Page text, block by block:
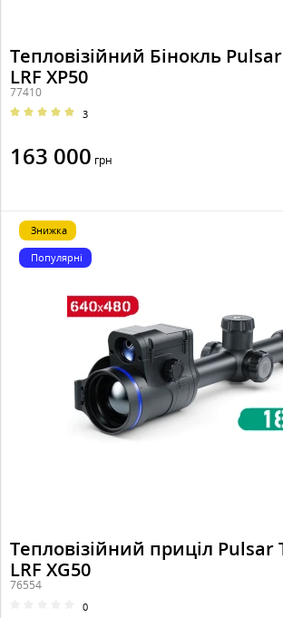
Тепловізійний Бінокль
LRF XP50
77410
3
163 000 грн
Знижка
Популярні
Тепловізійний приціл
LRF XG50
76554
0